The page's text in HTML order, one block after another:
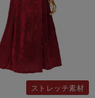
ストレッチ素材